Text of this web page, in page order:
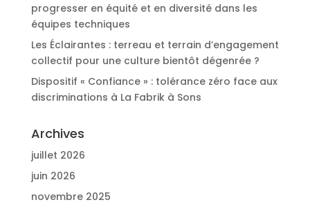
progresser en équité et en diversité dans les
équipes techniques
Les Éclairantes : terreau et terrain d’engagement
collectif pour une culture bientôt dégenrée ?
Dispositif « Confiance » : tolérance zéro face aux
discriminations à La Fabrik à Sons
Archives
juillet 2026
juin 2026
novembre 2025